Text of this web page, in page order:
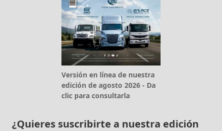
Versión en línea de nuestra
edición de agosto 2026 - Da
clic para consultarla
¿Quieres suscribirte a nuestra edición